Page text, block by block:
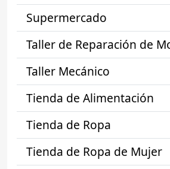
Supermercado
Taller de Reparación de
Taller Mecánico
Tienda de Alimentación
Tienda de Ropa
Tienda de Ropa de Mujer